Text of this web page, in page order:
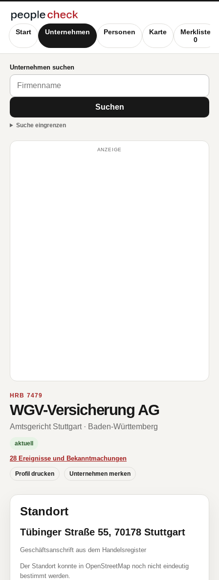
Start Unternehmen Personen Karte
Merkliste
0
Unternehmen suchen
Suchen
Suche eingrenzen
ANZEIGE
HRB 7479
WGV-Versicherung AG
Amtsgericht Stuttgart · Baden-Württemberg
aktuell
28 Ereignisse und Bekanntmachungen
Profil drucken Unternehmen merken
Standort
Tübinger Straße 55, 70178 Stuttgart
Geschäftsanschrift aus dem Handelsregister
Der Standort konnte in OpenStreetMap noch nicht eindeutig
bestimmt werden.